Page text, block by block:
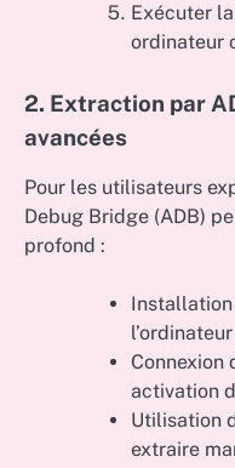
Exécuter la
ordinateur
2. Extraction par
avancées
Pour les utilisateurs
Debug Bridge (ADB)
profond :
Installation
l’ordinateur
Connexion
activation
Utilisation
extraire